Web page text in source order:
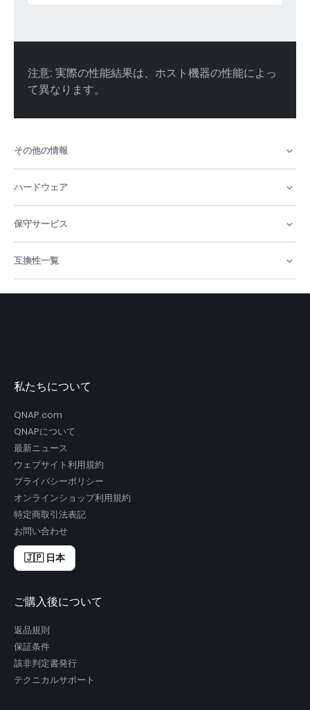
その他の情報
ハードウェア
保守サービス
互換性一覧
私たちについて
QNAP.com
QNAPについて
最新ニュース
ウェブサイト利用規約
プライバシーポリシー
オンラインショップ利用規約
特定商取引法表記
お問い合わせ
🇯🇵 日本
ご購入後について
返品規則
保証条件
該非判定書発行
テクニカルサポート